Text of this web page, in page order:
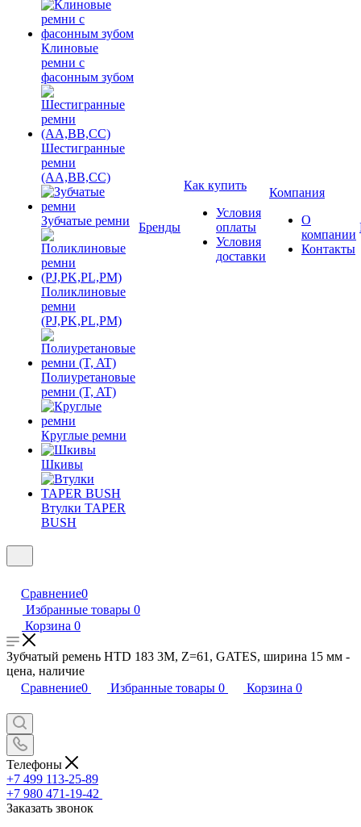
Клиновые
ремни с
фасонным зубом
Шестигранные
ремни
(AA,BB,CC)
Зубчатые ремни
Поликлиновые
ремни
(PJ,PK,PL,PM)
Полиуретановые
ремни (T, AT)
Круглые ремни
Шкивы
Втулки TAPER
BUSH
Бренды
Как купить
Условия
оплаты
Условия
доставки
Компания
О
компании
Контакты
Сравнение0
Избранные товары 0
Корзина 0
Зубчатый ремень HTD 183 3M, Z=61, GATES, ширина 15 мм -
цена, наличие
Сравнение0 Избранные товары 0 Корзина 0
Телефоны
+7 499 113-25-89
+7 980 471-19-42
Заказать звонок